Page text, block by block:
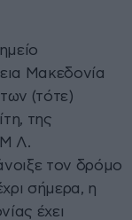
Μακεδονία
(τότε)
της
Λ.
τον δρόμο
σήμερα, η
έχει